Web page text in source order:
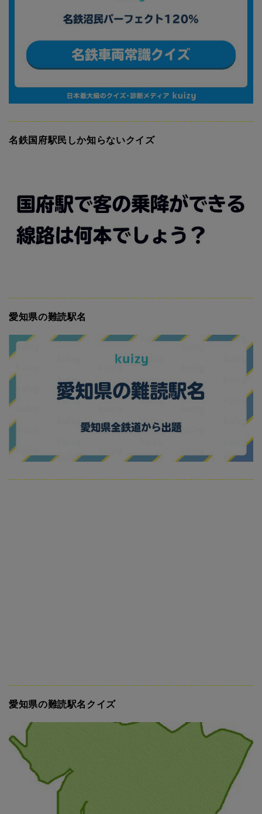
名鉄国府駅民しか知らないクイズ
愛知県の難読駅名
愛知県の難読駅名クイズ